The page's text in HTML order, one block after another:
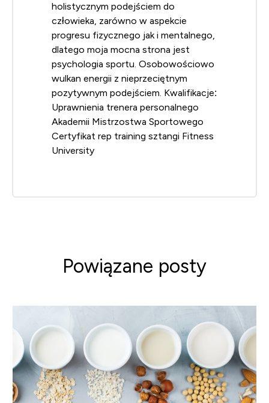
holistycznym podejściem do
człowieka, zarówno w aspekcie
progresu fizycznego jak i mentalnego,
dlatego moja mocna strona jest
psychologia sportu. Osobowościowo
wulkan energii z nieprzeciętnym
pozytywnym podejściem. Kwalifikacje:
Uprawnienia trenera personalnego
Akademii Mistrzostwa Sportowego
Certyfikat rep training sztangi Fitness
University
Powiązane posty